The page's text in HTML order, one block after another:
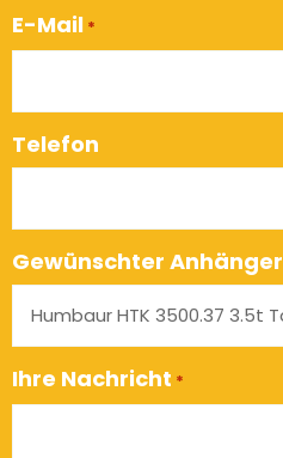
E-Mail *
Telefon
Gewünschter Anhänger
Ihre Nachricht *